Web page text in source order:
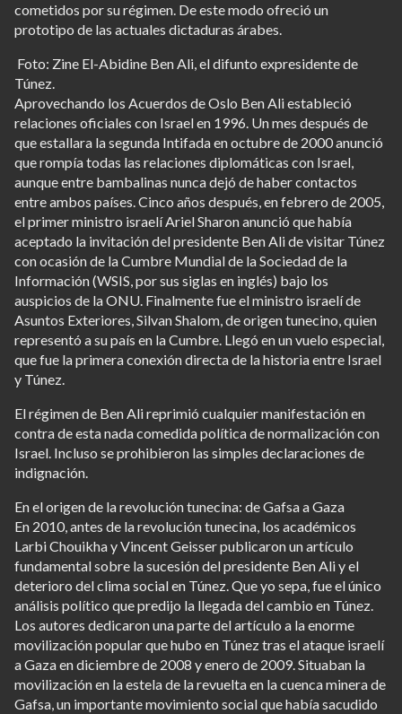
cometidos por su régimen. De este modo ofreció un
prototipo de las actuales dictaduras árabes.
Foto: Zine El-Abidine Ben Ali, el difunto expresidente de
Túnez.
Aprovechando los Acuerdos de Oslo Ben Ali estableció
relaciones oficiales con Israel en 1996. Un mes después de
que estallara la segunda Intifada en octubre de 2000 anunció
que rompía todas las relaciones diplomáticas con Israel,
aunque entre bambalinas nunca dejó de haber contactos
entre ambos países. Cinco años después, en febrero de 2005,
el primer ministro israelí Ariel Sharon anunció que había
aceptado la invitación del presidente Ben Ali de visitar Túnez
con ocasión de la Cumbre Mundial de la Sociedad de la
Información (WSIS, por sus siglas en inglés) bajo los
auspicios de la ONU. Finalmente fue el ministro israelí de
Asuntos Exteriores, Silvan Shalom, de origen tunecino, quien
representó a su país en la Cumbre. Llegó en un vuelo especial,
que fue la primera conexión directa de la historia entre Israel
y Túnez.
El régimen de Ben Ali reprimió cualquier manifestación en
contra de esta nada comedida política de normalización con
Israel. Incluso se prohibieron las simples declaraciones de
indignación.
En el origen de la revolución tunecina: de Gafsa a Gaza
En 2010, antes de la revolución tunecina, los académicos
Larbi Chouikha y Vincent Geisser publicaron un artículo
fundamental sobre la sucesión del presidente Ben Ali y el
deterioro del clima social en Túnez. Que yo sepa, fue el único
análisis político que predijo la llegada del cambio en Túnez.
Los autores dedicaron una parte del artículo a la enorme
movilización popular que hubo en Túnez tras el ataque israelí
a Gaza en diciembre de 2008 y enero de 2009. Situaban la
movilización en la estela de la revuelta en la cuenca minera de
Gafsa, un importante movimiento social que había sacudido